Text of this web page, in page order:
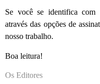
Se você se identifica com
através das opções de
nosso trabalho.
Boa leitura!
Os Editores